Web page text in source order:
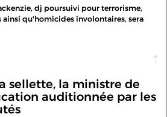
dj poursuivi pour terrorisme,
qu'homicides involontaires, sera
sellette, la ministre de
auditionnée par les